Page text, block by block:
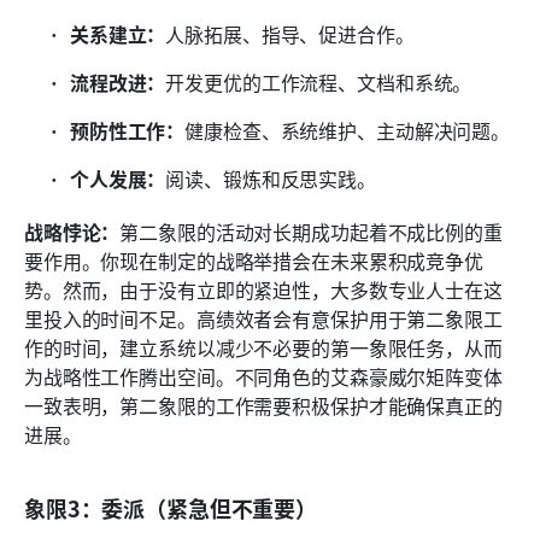
关系建立： 人脉拓展、指导、促进合作。
流程改进：开发更优的工作流程、文档和系统。
预防性工作：健康检查、系统维护、主动解决问题。
个人发展： 阅读、锻炼和反思实践。
战略悖论： 第二象限的活动对长期成功起着不成比例的重
要作用。你现在制定的战略举措会在未来累积成竞争优
势。然而，由于没有立即的紧迫性，大多数专业人士在这
里投入的时间不足。高绩效者会有意保护用于第二象限工
作的时间，建立系统以减少不必要的第一象限任务，从而
为战略性工作腾出空间。不同角色的艾森豪威尔矩阵变体
一致表明，第二象限的工作需要积极保护才能确保真正的
进展。
象限3：委派（紧急但不重要）